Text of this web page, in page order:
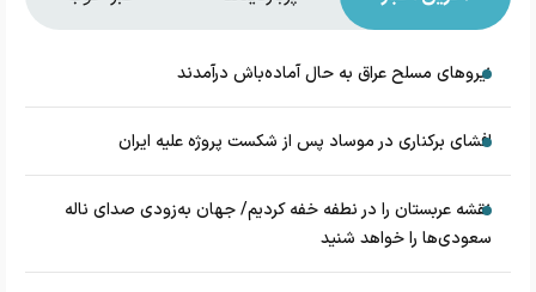
نیروهای مسلح عراق به حال آماده‌باش درآمدند
افشای برکناری در موساد پس از شکست پروژه علیه ایران
نقشه عربستان را در نطفه خفه کردیم/ جهان به‌زودی صدای ناله
سعودی‌ها را خواهد شنید